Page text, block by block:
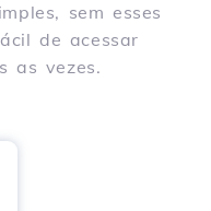
sem esses
de acessar
as vezes.